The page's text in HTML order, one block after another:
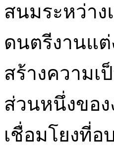
สนมระหว่า
ดนตรีงานแ
สร้างความเ
ส่วนหนึ่งขอ
เชื่อมโยงที่อ